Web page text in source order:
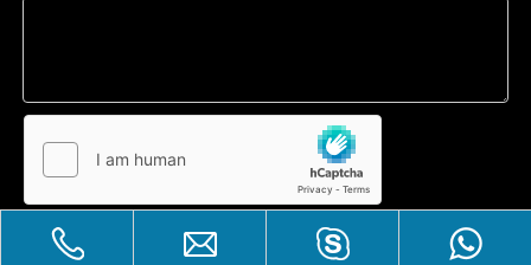
CONTATE-NOS
Enviar